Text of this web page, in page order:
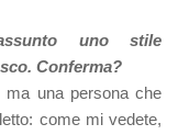
uno stile
Conferma?
ma una persona che
come mi vedete,